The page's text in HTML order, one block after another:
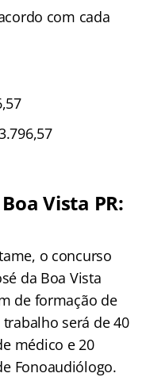
com cada
Vista PR:
o concurso
da Boa Vista
de formação de
será de 40
médico e 20
Fonoaudiólogo.